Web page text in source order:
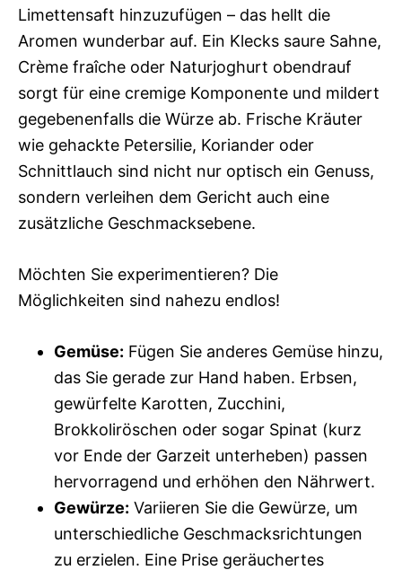
Limettensaft hinzuzufügen – das hellt die
Aromen wunderbar auf. Ein Klecks saure Sahne,
Crème fraîche oder Naturjoghurt obendrauf
sorgt für eine cremige Komponente und mildert
gegebenenfalls die Würze ab. Frische Kräuter
wie gehackte Petersilie, Koriander oder
Schnittlauch sind nicht nur optisch ein Genuss,
sondern verleihen dem Gericht auch eine
zusätzliche Geschmacksebene.
Möchten Sie experimentieren? Die
Möglichkeiten sind nahezu endlos!
Gemüse: Fügen Sie anderes Gemüse hinzu,
das Sie gerade zur Hand haben. Erbsen,
gewürfelte Karotten, Zucchini,
Brokkoliröschen oder sogar Spinat (kurz
vor Ende der Garzeit unterheben) passen
hervorragend und erhöhen den Nährwert.
Gewürze: Variieren Sie die Gewürze, um
unterschiedliche Geschmacksrichtungen
zu erzielen. Eine Prise geräuchertes